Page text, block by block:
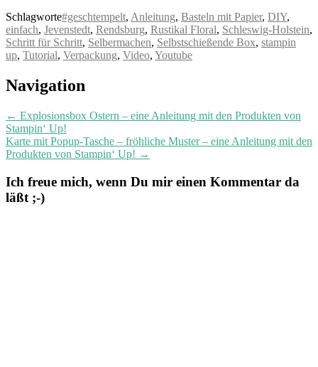
Schlagworte#geschtempelt, Anleitung, Basteln mit Papier, DIY,
einfach, Jevenstedt, Rendsburg, Rustikal Floral, Schleswig-Holstein,
Schritt für Schritt, Selbermachen, Selbstschießende Box, stampin
up, Tutorial, Verpackung, Video, Youtube
Post
Navigation
← Explosionsbox Ostern – eine Anleitung mit den Produkten von
Stampin‘ Up!
Karte mit Popup-Tasche – fröhliche Muster – eine Anleitung mit den
Produkten von Stampin‘ Up! →
Ich freue mich, wenn Du mir einen Kommentar da
läßt ;-)